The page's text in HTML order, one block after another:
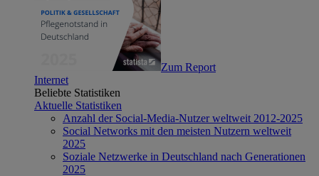
Zum Report
Internet
Beliebte Statistiken
Aktuelle Statistiken
Anzahl der Social-Media-Nutzer weltweit 2012-2025
Social Networks mit den meisten Nutzern weltweit
2025
Soziale Netzwerke in Deutschland nach Generationen
2025